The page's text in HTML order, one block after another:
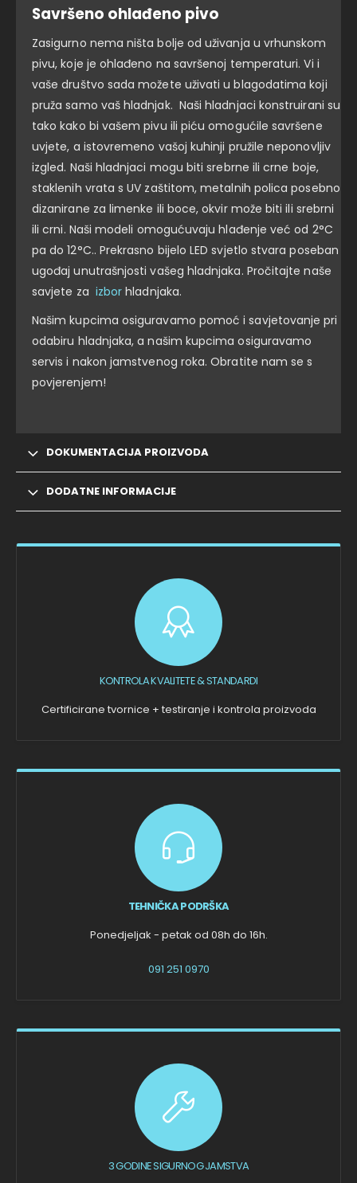
Savršeno ohlađeno pivo
Zasigurno nema ništa bolje od uživanja u vrhunskom
pivu, koje je ohlađeno na savršenoj temperaturi. Vi i
vaše društvo sada možete uživati u blagodatima koji
pruža samo vaš hladnjak. Naši hladnjaci konstruirani su
tako kako bi vašem pivu ili piću omogućile savršene
uvjete, a istovremeno vašoj kuhinji pružile neponovljiv
izgled. Naši hladnjaci mogu biti srebrne ili crne boje,
staklenih vrata s UV zaštitom, metalnih polica posebno
dizanirane za limenke ili boce, okvir može biti ili srebrni
ili crni. Naši modeli omogućuvaju hlađenje već od 2°C
pa do 12°C.. Prekrasno bijelo LED svjetlo stvara poseban
ugođaj unutrašnjosti vašeg hladnjaka. Pročitajte naše
savjete za izbor hladnjaka.
Našim kupcima osiguravamo pomoć i savjetovanje pri
odabiru hladnjaka, a našim kupcima osiguravamo
servis i nakon jamstvenog roka. Obratite nam se s
povjerenjem!
DOKUMENTACIJA PROIZVODA
DODATNE INFORMACIJE
KONTROLA KVALITETE & STANDARDI
Certificirane tvornice + testiranje i kontrola proizvoda
TEHNIČKA PODRŠKA
Ponedjeljak - petak od 08h do 16h.
091 251 0970
3 GODINE SIGURNOG JAMSTVA